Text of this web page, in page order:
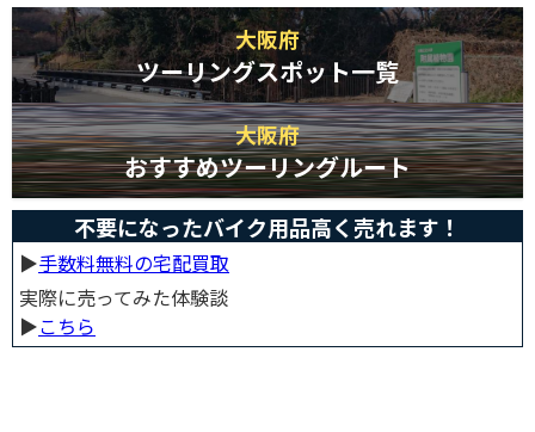
大阪府
ツーリングスポット一覧
大阪府
おすすめツーリングルート
不要になったバイク用品高く売れます！
▶︎手数料無料の宅配買取
実際に売ってみた体験談
▶︎こちら